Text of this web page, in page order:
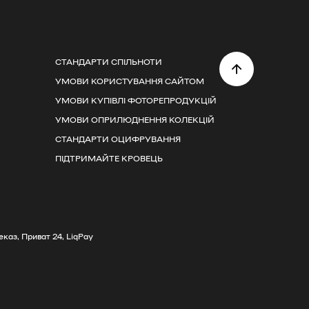
СТАНДАРТИ СПІЛЬНОТИ
УМОВИ КОРИСТУВАННЯ САЙТОМ
УМОВИ КУПІВЛІ ФОТОРЕПРОДУКЦІЙ
УМОВИ ОПРИЛЮДНЕННЯ КОЛЕКЦІЙ
СТАНДАРТИ ОЦИФРУВАННЯ
ПІДТРИМАЙТЕ КРОВЕЦЬ
Приват 24, LiqPay